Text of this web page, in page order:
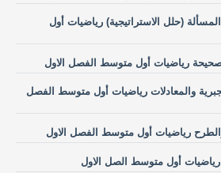
(حلل الاستراتيجية) رياضيات أول
رياضيات أول متوسط الفصل الاول
والمعادلات رياضيات أول متوسط الفصل
رياضيات أول متوسط الفصل الاول
أول متوسط الصل الاول